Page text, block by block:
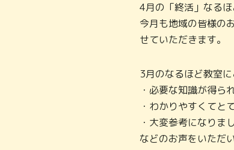
4月の「終活」なる
今月も地域の皆様の
せていただきます。
3月のなるほど教室
・必要な知識が得ら
・わかりやすくてと
・大変参考になりま
などのお声をいただ